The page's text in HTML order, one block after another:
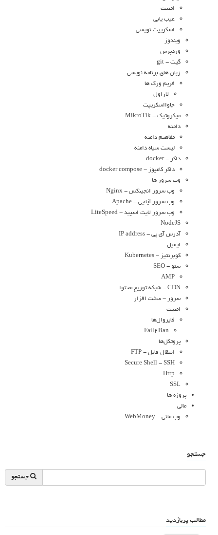
امنیت
عیب یابی
اسکریپت نویسی
ویندوز
وردپرس
گیت - git
زبان های برنامه نویسی
فریم ورک ها
لاراول
جاوااسکریپت
میکروتیک - MikroTik
دامنه
مفاهیم دامنه
لیست سیاه دامنه
داکر - docker
داکر کامپوز - docker compose
وب سرور ها
وب سرور انجینکس - Nginx
وب سرور آپاچی - Apache
وب سرور لایت اسپید - LiteSpeed
NodeJS
آدرس آی پی - IP address
ایمیل
کوبرنتیز - Kubernetes
سئو - SEO
AMP
CDN - شبکه توزیع محتوا
سرور - سخت افزار
امنیت
فایروال‌ها
Fail2Ban
پروتکل‌ها
انتقال فایل - FTP
Secure Shell - SSH
Http
SSL
پروژه ها
مالی
وب مانی - WebMoney
جستجو
جستجو
مطالب پربازدید